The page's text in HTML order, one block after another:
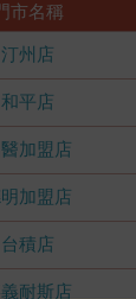
市名稱
汀州店
和平店
加盟店
加盟店
台積店
耐斯店